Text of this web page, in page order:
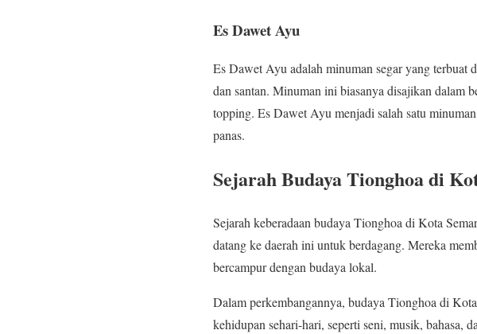
Es Dawet Ayu
Es Dawet Ayu adalah minuman segar yang terbuat
dan santan. Minuman ini biasanya disajikan dalam
topping. Es Dawet Ayu menjadi salah satu
panas.
Sejarah Budaya Tionghoa di
Sejarah keberadaan budaya Tionghoa di Kota
datang ke daerah ini untuk berdagang. Mereka
bercampur dengan budaya lokal.
Dalam perkembangannya, budaya Tionghoa di
kehidupan sehari-hari, seperti seni, musik, bahasa,